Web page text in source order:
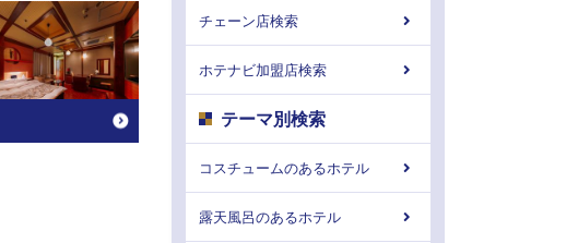
チェーン店検索
ホテナビ加盟店検索
テーマ別検索
コスチュームのあるホテル
露天風呂のあるホテル